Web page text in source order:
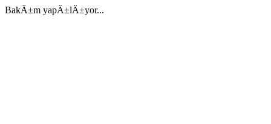
BakÄ±m yapÄ±lÄ±yor...